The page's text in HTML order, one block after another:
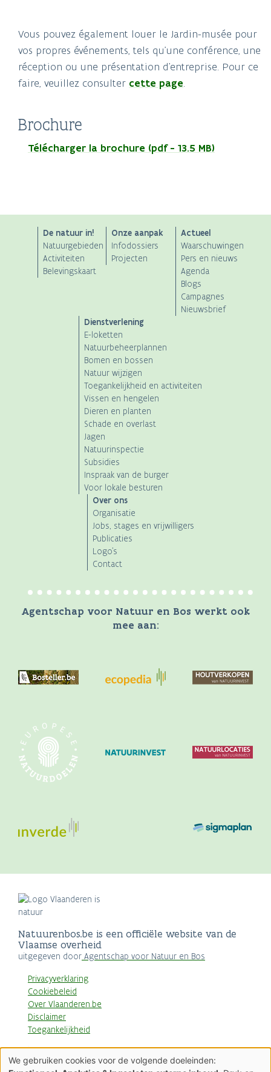
Vous pouvez également louer le Jardin-musée pour
vos propres événements, tels qu'une conférence, une
réception ou une présentation d'entreprise. Pour ce
faire, veuillez consulter cette page.
Brochure
Télécharger la brochure (pdf - 13.5 MB)
ANB
Main
navigation
De natuur in!
Natuurgebieden
Activiteiten
Belevingskaart
Onze aanpak
Infodossiers
Projecten
Actueel
Waarschuwingen
Pers en nieuws
Agenda
Blogs
Campagnes
Nieuwsbrief
Dienstverlening
E-loketten
Natuurbeheerplannen
Bomen en bossen
Natuur wijzigen
Toegankelijkheid en activiteiten
Vissen en hengelen
Dieren en planten
Schade en overlast
Jagen
Natuurinspectie
Subsidies
Inspraak van de burger
Voor lokale besturen
Over ons
Organisatie
Jobs, stages en vrijwilligers
Publicaties
Logo's
Contact
Agentschap voor Natuur en Bos werkt ook
mee aan:
Natuurenbos.be is een officiële website van de
Vlaamse overheid
uitgegeven door Agentschap voor Natuur en Bos
Privacyverklaring
Cookiebeleid
Over Vlaanderen.be
Disclaimer
Toegankelijkheid
AGENTSCHAP
NATUUR & BOS
Gebruik
We gebruiken cookies voor de volgende doeleinden: